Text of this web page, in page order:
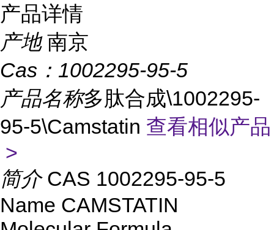
产品详情
产地 南京
Cas： 1002295-95-5
产品名称多肽合成\1002295-
95-5\Camstatin 查看相似产品
>
简介 CAS 1002295-95-5
Name CAMSTATIN